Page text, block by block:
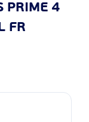
PRIME 4
FR